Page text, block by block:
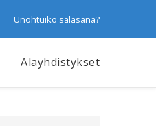
Unohtuiko salasana?
Alayhdistykset